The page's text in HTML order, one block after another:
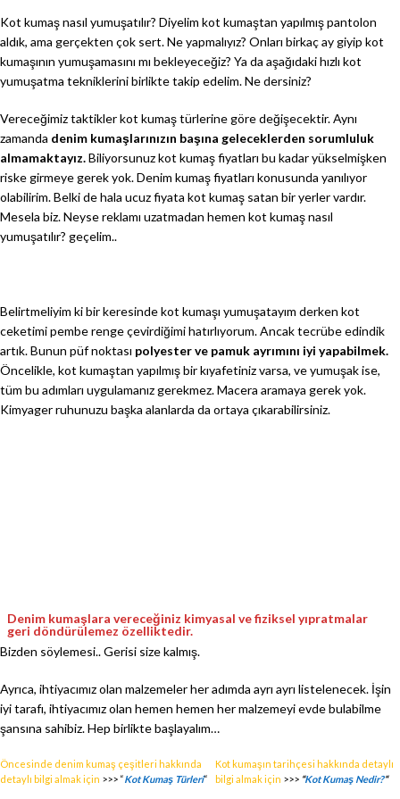
Kot kumaş nasıl yumuşatılır? Diyelim kot kumaştan yapılmış pantolon
aldık, ama gerçekten çok sert. Ne yapmalıyız? Onları birkaç ay giyip kot
kumaşının yumuşamasını mı bekleyeceğiz? Ya da aşağıdaki hızlı kot
yumuşatma tekniklerini birlikte takip edelim. Ne dersiniz?
Vereceğimiz taktikler kot kumaş türlerine göre değişecektir. Aynı
zamanda denim kumaşlarınızın başına geleceklerden sorumluluk
almamaktayız.Biliyorsunuz kot kumaş fiyatları bu kadar yükselmişken
riske girmeye gerek yok. Denim kumaş fiyatları konusunda yanılıyor
olabilirim. Belki de hala ucuz fiyata kot kumaş satan bir yerler vardır.
Mesela biz. Neyse reklamı uzatmadan hemen kot kumaş nasıl
yumuşatılır? geçelim..
Belirtmeliyim ki bir keresinde kot kumaşı yumuşatayım derken kot
ceketimi pembe renge çevirdiğimi hatırlıyorum. Ancak tecrübe edindik
artık. Bunun püf noktası polyester ve pamuk ayrımını iyi yapabilmek.
Öncelikle, kot kumaştan yapılmış bir kıyafetiniz varsa, ve yumuşak ise,
tüm bu adımları uygulamanız gerekmez. Macera aramaya gerek yok.
Kimyager ruhunuzu başka alanlarda da ortaya çıkarabilirsiniz.
Denim kumaşlara vereceğiniz kimyasal ve fiziksel yıpratmalar
geri döndürülemez özelliktedir.
Bizden söylemesi.. Gerisi size kalmış.
Ayrıca, ihtiyacımız olan malzemeler her adımda ayrı ayrı listelenecek. İşin
iyi tarafı, ihtiyacımız olan hemen hemen her malzemeyi evde bulabilme
şansına sahibiz. Hep birlikte başlayalım…
Öncesinde denim kumaş çeşitleri hakkında
detaylı bilgi almak için >>> “Kot Kumaş Türleri“
Kot kumaşın tarihçesi hakkında detaylı
bilgi almak için >>> “Kot Kumaş Nedir?“